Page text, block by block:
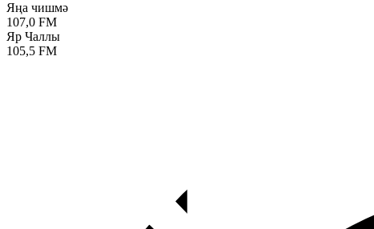
Яңа чишмә
107,0 FM
Яр Чаллы
105,5 FM